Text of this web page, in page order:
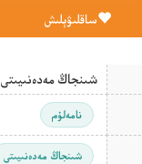
ساقلىۋېلىش
شىنجاڭ مەدەنىيىتى 1-2013
نامەلۇم
شىنجاڭ مەدەنىيىتى